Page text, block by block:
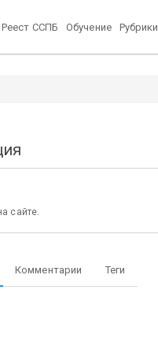
Реест ССПБ Обучение Рубрики
сайте.
Комментарии Теги